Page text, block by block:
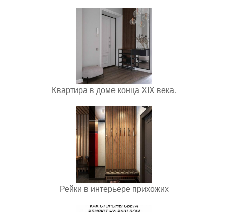
Квартира в доме конца XIX века.
Рейки в интерьере прихожих